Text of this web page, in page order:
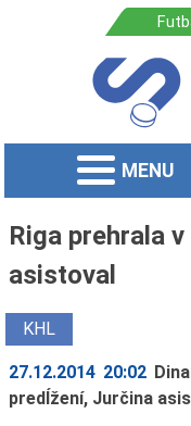
MENU
Riga prehrala
asistoval
KHL
27.12.2014 20:02
predĺžení, Jurčina